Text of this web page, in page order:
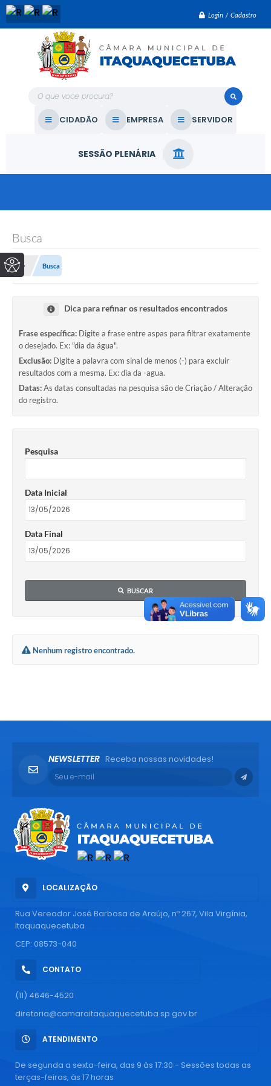
Login / Cadastro
O que voce procura?
CIDADÃO EMPRESA SERVIDOR
SESSÃO PLENÁRIA
Busca
Busca
Dica para refinar os resultados encontrados
Frase específica: Digite a frase entre aspas para filtrar exatamente
o desejado. Ex: "dia da água".
Exclusão: Digite a palavra com sinal de menos (-) para excluir
resultados com a mesma. Ex: dia da -agua.
Datas:As datas consultadas na pesquisa são de Criação / Alteração
do registro.
Pesquisa
Data Inicial
Data Final
BUSCAR
Nenhum registro encontrado.
LOCALIZAÇÃO
Rua Vereador José Barbosa de Araújo, nº 267, Vila Virgínia,
Itaquaquecetuba
CEP: 08573-040
CONTATO
(11) 4646-4520
diretoria@camaraitaquaquecetuba.sp.gov.br
ATENDIMENTO
De segunda a sexta-feira, das 9 às 17:30 - Sessões todas as
terças-feiras, às 17 horas
NEWSLETTER Receba nossas novidades!